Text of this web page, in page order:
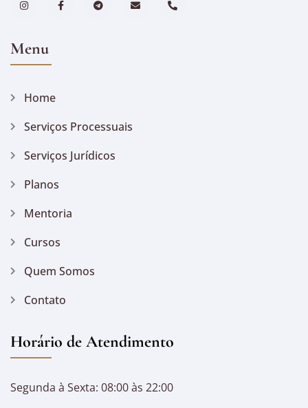
Menu
Home
Serviços Processuais
Serviços Jurídicos
Planos
Mentoria
Cursos
Quem Somos
Contato
Horário de Atendimento
Segunda à Sexta: 08:00 às 22:00